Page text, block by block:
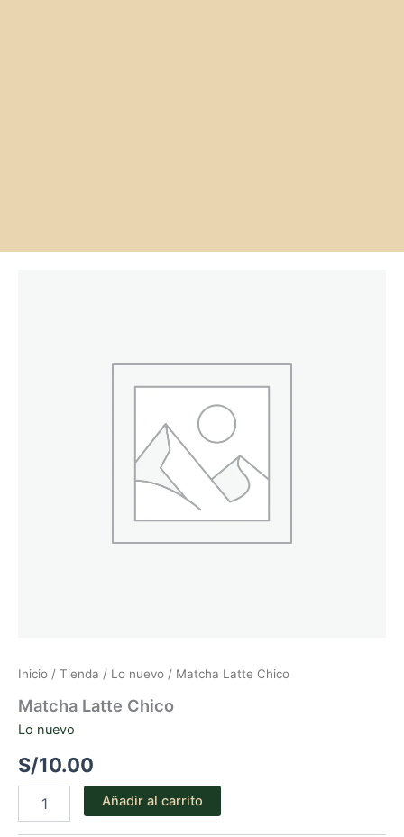
Inicio / Tienda / Lo nuevo / Matcha Latte Chico
Matcha Latte Chico
Lo nuevo
S/10.00
Latte
Añadir al carrito